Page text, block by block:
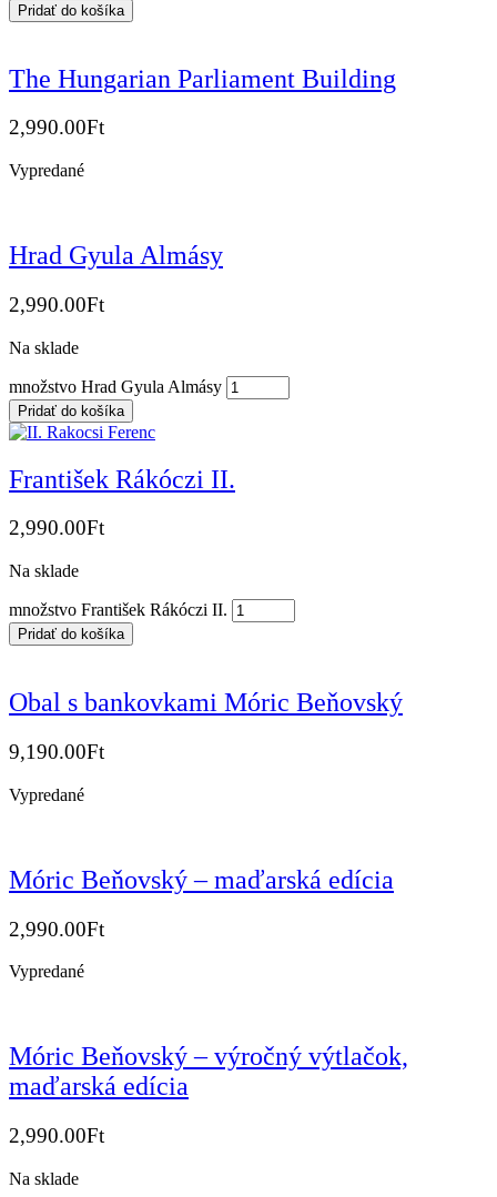
Pridať do košíka
The Hungarian Parliament Building
2,990.00Ft
Vypredané
Hrad Gyula Almásy
2,990.00Ft
Na sklade
množstvo Hrad Gyula Almásy
Pridať do košíka
František Rákóczi II.
2,990.00Ft
Na sklade
množstvo František Rákóczi II.
Pridať do košíka
Obal s bankovkami Móric Beňovský
9,190.00Ft
Vypredané
Móric Beňovský – maďarská edícia
2,990.00Ft
Vypredané
Móric Beňovský – výročný výtlačok,
maďarská edícia
2,990.00Ft
Na sklade